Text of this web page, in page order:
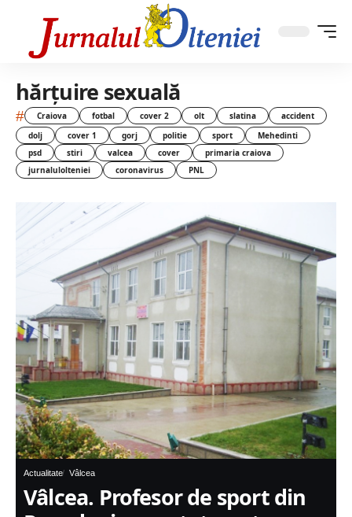
hărțuire sexuală
# Craiova fotbal cover 2 olt slatina
accident
dolj
cover 1 gorj politie sport
Mehedinti
psd
stiri valcea cover
primaria craiova
jurnalulolteniei
coronavirus PNL
Actualitate Vâlcea
Vâlcea. Profesor de sport din